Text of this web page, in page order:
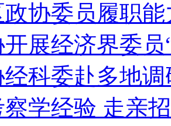
协委员履职
开展经济界委
经科委赴多地
察学经验 走亲